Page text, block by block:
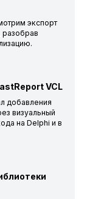
экспорт
разобрав
VCL
добавления
визуальный
на Delphi и в